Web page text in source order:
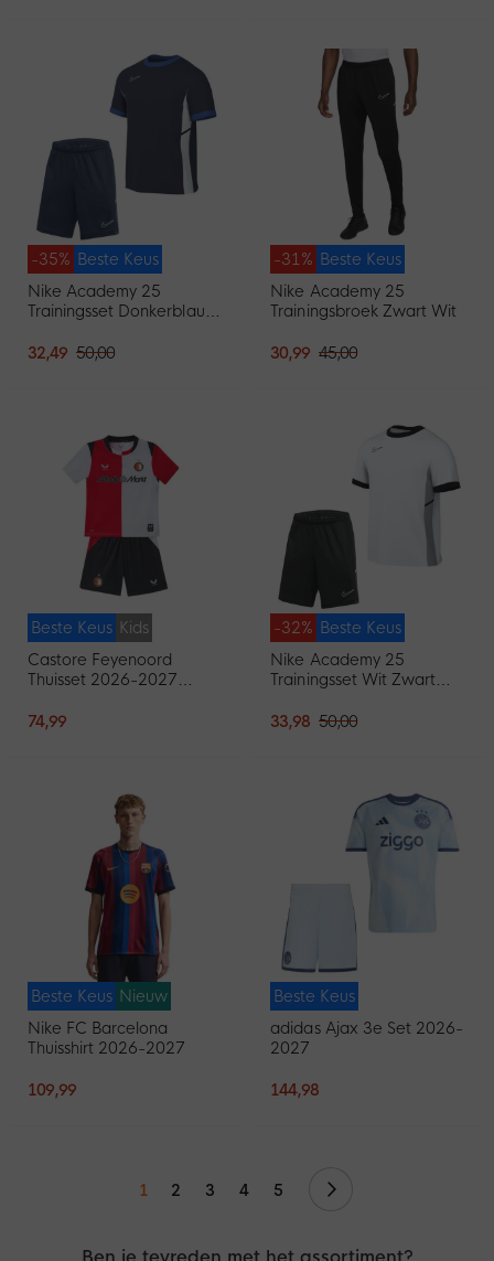
Beste Keus
-35%
Nike Academy 25
Trainingsset Donkerblauw
32,49 50,00
Beste Keus
-31%
Nike Academy 25
Trainingsbroek Zwart Wit
30,99 45,00
Beste Keus Kids
Castore Feyenoord
Thuisset 2026-2027
74,99
Beste Keus
-32%
Nike Academy 25
Trainingsset Wit Zwart
33,98 50,00
Beste Keus Nieuw
Nike FC Barcelona
Thuisshirt 2026-2027
109,99
Beste Keus
adidas Ajax 3e Set 2026-
2027
144,98
1 2 3 4 5